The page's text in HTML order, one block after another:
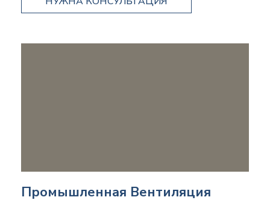
Промышленная Вентиляция